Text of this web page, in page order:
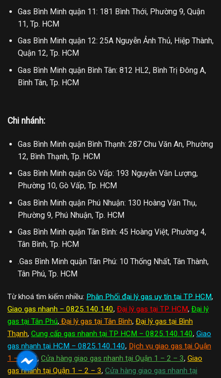
Gas Bình Minh quận 11: 181 Bình Thới, Phường 9, Quận
11, Tp. HCM
Gas Bình Minh quận 12: 25A Nguyễn Ảnh Thủ, Hiệp Thành,
Quận 12, Tp. HCM
Gas Bình Minh quận Bình Tân: 812 HL2, Bình Trị Đông A,
Bình Tân, Tp. HCM
Chi nhánh:
Gas Bình Minh quận Bình Thạnh: 287 Chu Văn An, Phường
12, Bình Thạnh, Tp. HCM
Gas Bình Minh quận Gò Vấp: 193 Nguyễn Văn Lượng,
Phường 10, Gò Vấp, Tp. HCM
Gas Bình Minh quận Phú Nhuận: 130 Hoàng Văn Thụ,
Phường 9, Phú Nhuận, Tp. HCM
Gas Bình Minh quận Tân Bình: 45 Hoàng Việt, Phường 4,
Tân Bình, Tp. HCM
.Gas Bình Minh quận Tân Phú: 10 Thống Nhất, Tân Thành,
Tân Phú, Tp. HCM
Từ khoá tìm kiếm nhiều: Phân Phối đại lý gas uy tín tại TP HCM,
Giao gas nhanh – 0825.140.140, Đại lý gas tại TP HCM, Đại lý
gas tại Tân Phú, Đại lý gas tại Tân Bình, Đại lý gas tại Bình
Thạnh, Cung cấp gas nhanh tại TP HCM – 0825.140.140, Giao
gas nhanh tại HCM – 0825.140.140, Dịch vụ giao gas tại Quận
1 – 2 – 3, Cửa hàng giao gas nhanh tại Quận 1 – 2 – 3, Giao
gas nhanh tại Quận 1 – 2 – 3, Cửa hàng giao gas nhanh tại